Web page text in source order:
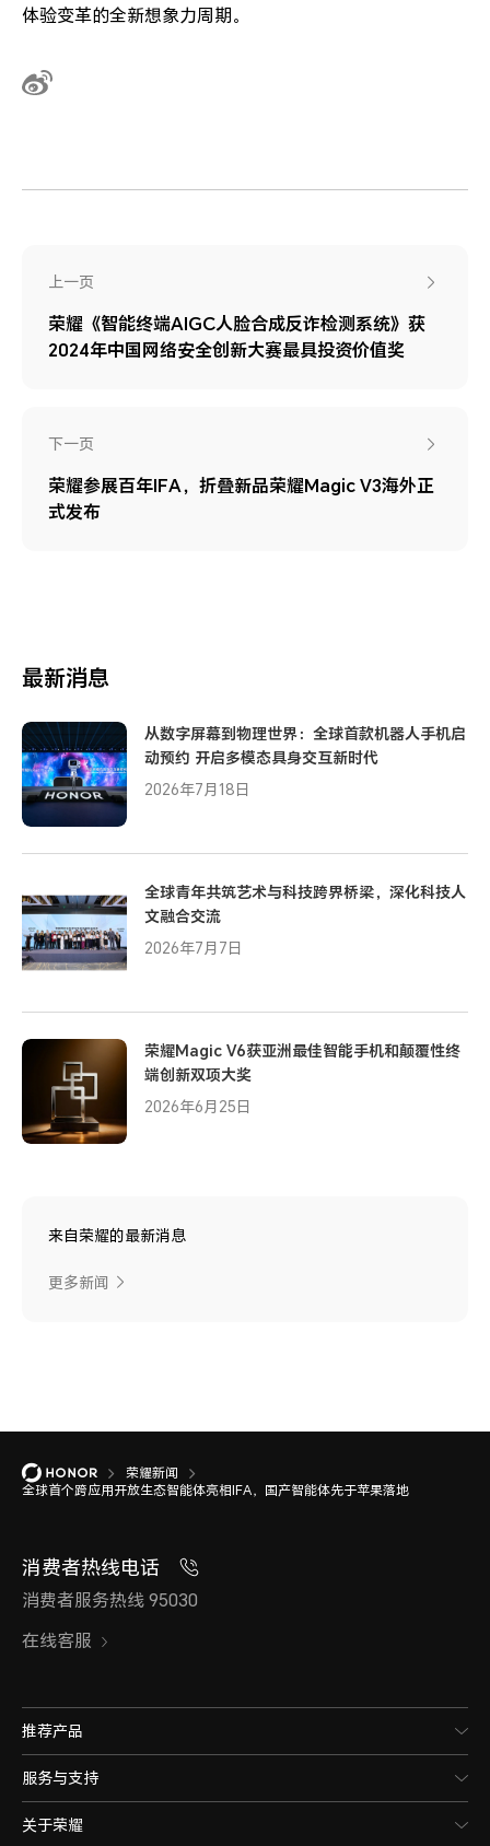
体验变革的全新想象力周期。
上一页
荣耀《智能终端AIGC人脸合成反诈检测系统》获
2024年中国网络安全创新大赛最具投资价值奖
下一页
荣耀参展百年IFA，折叠新品荣耀Magic V3海外正
式发布
最新消息
从数字屏幕到物理世界：全球首款机器人手机启
动预约 开启多模态具身交互新时代
2026年7月18日
全球青年共筑艺术与科技跨界桥梁，深化科技人
文融合交流
2026年7月7日
荣耀Magic V6获亚洲最佳智能手机和颠覆性终
端创新双项大奖
2026年6月25日
来自荣耀的最新消息
更多新闻
荣耀新闻
全球首个跨应用开放生态智能体亮相IFA，国产智能体先于苹果落地
消费者热线电话
消费者服务热线 95030
在线客服
推荐产品
服务与支持
关于荣耀